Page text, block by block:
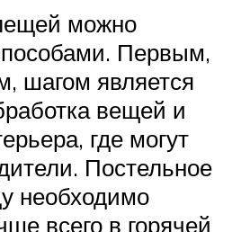
можно
Первым,
шагом является
вещей и
где могут
Постельное
необходимо
всего в горячей